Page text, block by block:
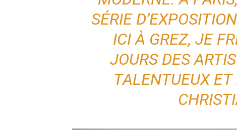
SÉRIE
ICI À GREZ, JE
JOURS DES
TALENTUEUX